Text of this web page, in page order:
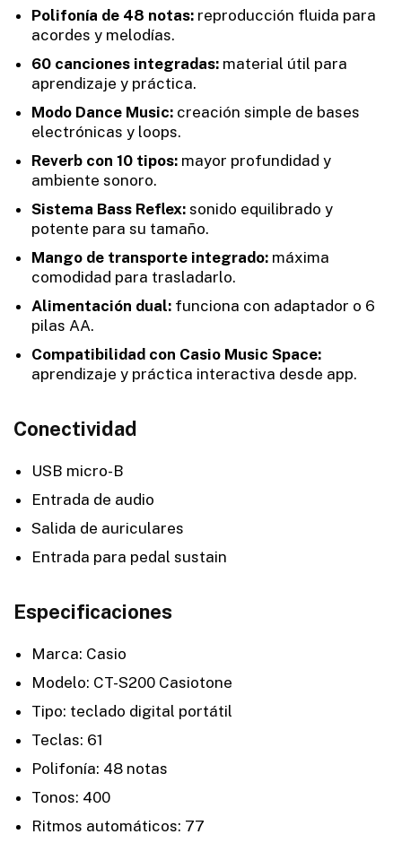
Polifonía de 48 notas: reproducción fluida para
acordes y melodías.
60 canciones integradas: material útil para
aprendizaje y práctica.
Modo Dance Music: creación simple de bases
electrónicas y loops.
Reverb con 10 tipos: mayor profundidad y
ambiente sonoro.
Sistema Bass Reflex: sonido equilibrado y
potente para su tamaño.
Mango de transporte integrado: máxima
comodidad para trasladarlo.
Alimentación dual: funciona con adaptador o 6
pilas AA.
Compatibilidad con Casio Music Space:
aprendizaje y práctica interactiva desde app.
Conectividad
USB micro-B
Entrada de audio
Salida de auriculares
Entrada para pedal sustain
Especificaciones
Marca: Casio
Modelo: CT-S200 Casiotone
Tipo: teclado digital portátil
Teclas: 61
Polifonía: 48 notas
Tonos: 400
Ritmos automáticos: 77